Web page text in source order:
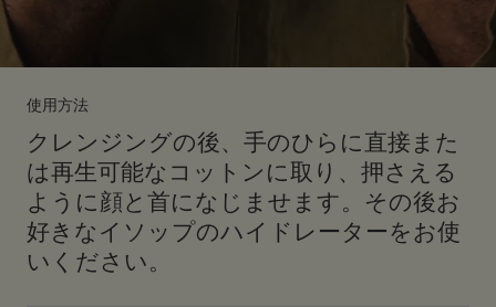
使用方法
クレンジングの後、手のひらに直接また
は再生可能なコットンに取り、押さえる
ように顔と首になじませます。その後お
好きなイソップのハイドレーターをお使
いください。